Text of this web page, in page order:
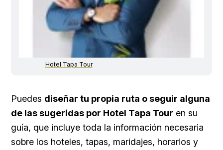
Hotel Tapa Tour
Puedes diseñar tu propia ruta o seguir alguna
de las sugeridas por Hotel Tapa Tour en su
guía, que incluye toda la información necesaria
sobre los hoteles, tapas, maridajes, horarios y